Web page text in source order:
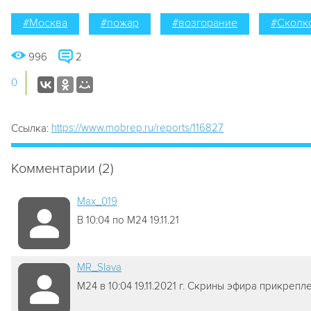
#Москва #пожар #возгорание
996 2
0
Ссылка: https://www.mobrep.ru/reports/116827
Комментарии (2)
Мах_019
В 10:04 по М24 19.11.21
MR_Slava
М24 в 10:04 19.11.2021 г. Скрины эфира